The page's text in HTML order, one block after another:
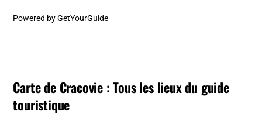
Powered byGetYourGuide
Carte de Cracovie : Tous les lieux du guide
touristique